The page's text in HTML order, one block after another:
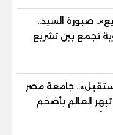
صبورة السيد..
تجمع بين تشريع
لبناء الإنسان
جامعة مصر
تبهر العالم بأضخم
ذهبيًا يغزو سوق